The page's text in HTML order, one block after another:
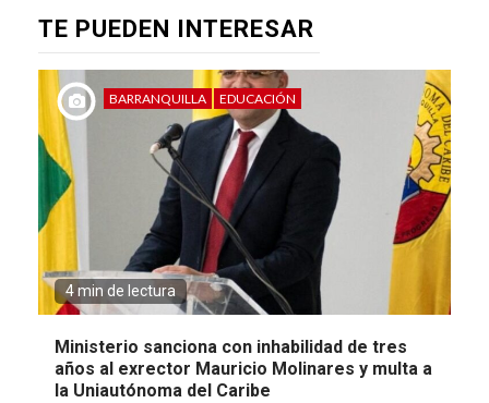
TE PUEDEN INTERESAR
BARRANQUILLA EDUCACIÓN
4 min de lectura
Ministerio sanciona con inhabilidad de tres
años al exrector Mauricio Molinares y multa a
la Uniautónoma del Caribe